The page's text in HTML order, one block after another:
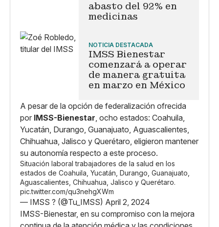
abasto del 92% en
medicinas
NOTICIA DESTACADA
IMSS Bienestar
comenzará a operar
de manera gratuita
en marzo en México
A pesar de la opción de federalización ofrecida
por IMSS-Bienestar, ocho estados: Coahuila,
Yucatán, Durango, Guanajuato, Aguascalientes,
Chihuahua, Jalisco y Querétaro, eligieron mantener
su autonomía respecto a este proceso.
Situación laboral trabajadores de la salud en los
estados de Coahuila, Yucatán, Durango, Guanajuato,
Aguascalientes, Chihuahua, Jalisco y Querétaro.
pic.twitter.com/qu3nehgXWm
— IMSS ? (@Tu_IMSS) April 2, 2024
IMSS-Bienestar, en su compromiso con la mejora